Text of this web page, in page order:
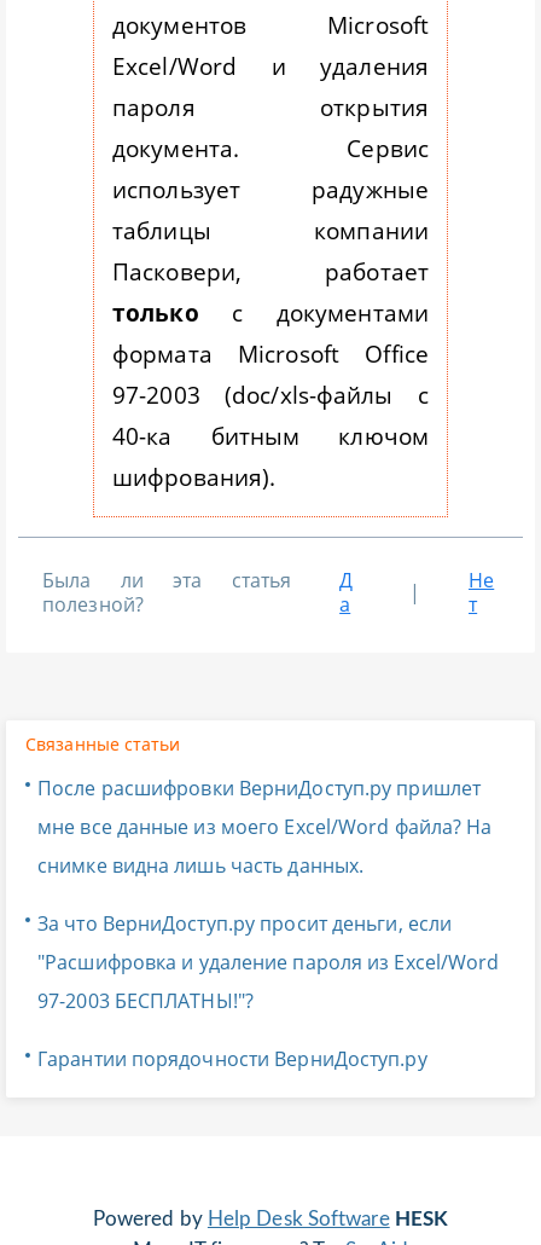
документов Microsoft
Excel/Word и удаления
пароля открытия
документа. Сервис
использует радужные
таблицы компании
Пасковери, работает
только с документами
формата Microsoft Office
97-2003 (doc/xls-файлы с
40-ка битным ключом
шифрования).
Была ли эта статья
полезной?
Д
а
|
Не
т
Связанные статьи
После расшифровки ВерниДоступ.ру пришлет
мне все данные из моего Excel/Word файла? На
снимке видна лишь часть данных.
За что ВерниДоступ.ру просит деньги, если
"Расшифровка и удаление пароля из Excel/Word
97-2003 БЕСПЛАТНЫ!"?
Гарантии порядочности ВерниДоступ.ру
Powered by Help Desk Software HESK